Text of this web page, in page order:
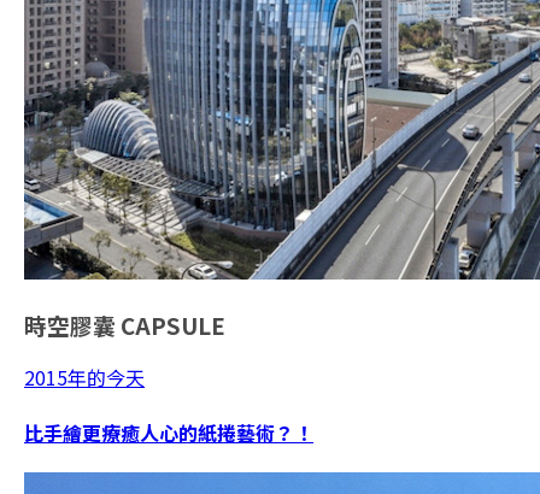
時空膠囊 CAPSULE
2015年的今天
比手繪更療癒人心的紙捲藝術？！